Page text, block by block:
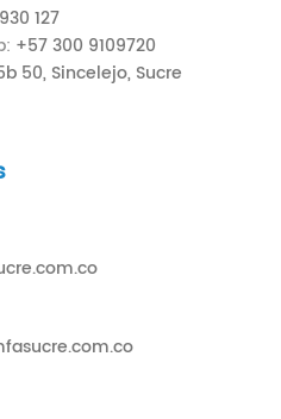
127
+57 300 9109720
50, Sincelejo, Sucre